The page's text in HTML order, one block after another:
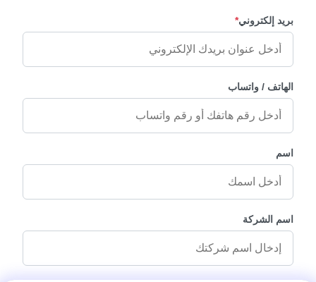
بريد إلكتروني*
الهاتف / واتساب
اسم
اسم الشركة